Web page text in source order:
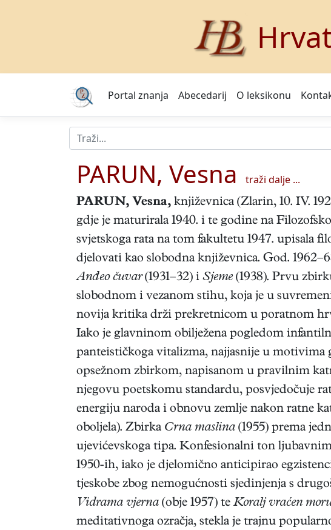
Portal znanja Abecedarij O leksikonu
PARUN, Vesna traži dalje ...
PARUN, Vesna, književnica (Zlarin, 10. IV.
gdje je maturirala 1940. i te godine na
svjetskoga rata na tom fakultetu 1947. upisala
djelovati kao slobodna književnica. God.
Anđeo čuvar(1931–32) i Sjeme (1938). Prvu
slobodnom i vezanom stihu, koja je u
novija kritika drži prekretnicom u poratnom
Iako je glavninom obilježena pogledom
panteističkoga vitalizma, najjasnije u
opsežnom zbirkom, napisanom u pravilnim
njegovu poetskomu standardu, posvjedočuje
energiju naroda i obnovu zemlje nakon ratne
oboljela). Zbirka Crna maslina (1955) prema
ujevićevskoga tipa. Konfesionalni ton
1950-ih, iako je djelomično anticipirao
tjeskobe zbog nemogućnosti sjedinjenja s
Vidrama vjerna (obje 1957) te Koralj vraćen
meditativnoga ozračja, stekla je trajnu